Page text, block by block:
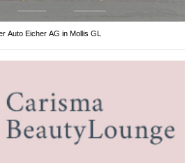
Auto Eicher AG in Mollis GL